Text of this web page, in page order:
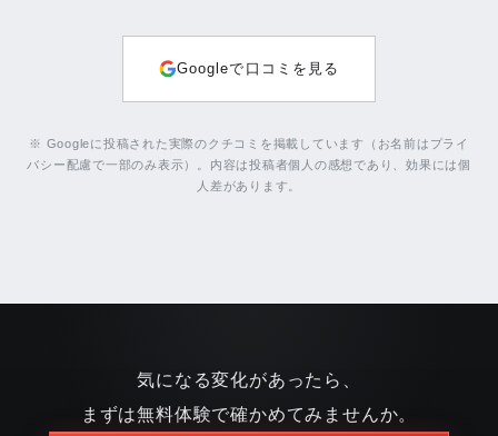
Googleで口コミを見る
※ Googleに投稿された実際のクチコミを掲載しています（お名前はプライ
バシー配慮で一部のみ表示）。内容は投稿者個人の感想であり、効果には個
人差があります。
気になる変化があったら、
まずは無料体験で確かめてみませんか。